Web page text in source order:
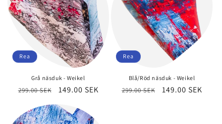
Rea
Grå näsduk - Weikel
Ordinarie
299.00 SEK Försäljningspris
149.00 SEK
Rea
Blå/Röd näsduk - Weikel
Ordinarie
299.00 SEK 149.00 SEK